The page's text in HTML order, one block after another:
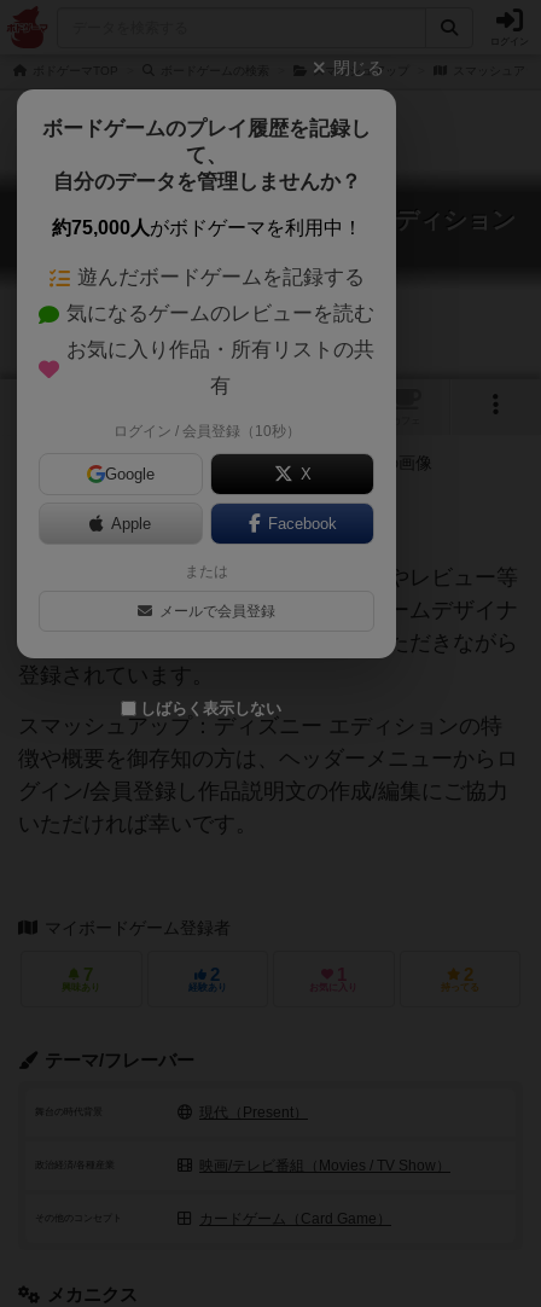
スマッシュアップ
スマッシュアップ：ディズニー エディション
Smash Up: Disney Edition
ご協力ください
当サイトに掲載されている作品説明文やレビュー等
の情報は、ボドゲーマ運営事務局・ゲームデザイナ
ーご本人様・有志の皆様にご協力をいただきながら
登録されています。
スマッシュアップ：ディズニー エディションの特
徴や概要を御存知の方は、ヘッダーメニューからロ
グイン/会員登録し作品説明文の作成/編集にご協力
いただければ幸いです。
マイボードゲーム登録者
7
興味あり
2
経験あり
1
お気に入り
2
持ってる
テーマ/フレーバー
舞台の時代背景 現代（Present）
政治経済/各種産業 映画/テレビ番組（Movies / TV Show）
その他のコンセプト カードゲーム（Card Game）
メカニクス
閉じる
ボードゲームのプレイ履歴を記録し
て、
自分のデータを管理しませんか？
約75,000人がボドゲーマを利用中！
遊んだボードゲームを記録する
気になるゲームのレビューを読む
お気に入り作品・所有リストの共
有
ログイン / 会員登録（10秒）
Google X
Apple Facebook
または
メールで会員登録
しばらく表示しない